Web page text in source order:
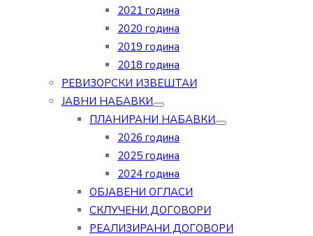
2021 година
2020 година
2019 година
2018 година
РЕВИЗОРСКИ ИЗВЕШТАИ
ЈАВНИ НАБАВКИ
ПЛАНИРАНИ НАБАВКИ
2026 година
2025 година
2024 година
ОБЈАВЕНИ ОГЛАСИ
СКЛУЧЕНИ ДОГОВОРИ
РЕАЛИЗИРАНИ ДОГОВОРИ